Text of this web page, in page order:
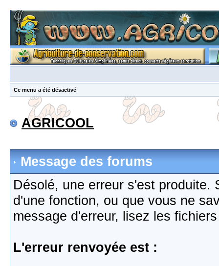
Ce menu a été désactivé
AGRICOOL
Message des forums
Désolé, une erreur s'est produite.
d'une fonction, ou que vous ne
message d'erreur, lisez les
L'erreur renvoyée est :